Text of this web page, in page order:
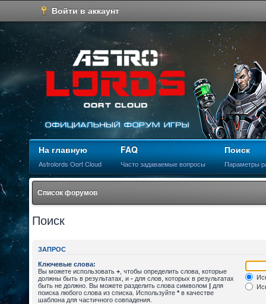
Войти в аккаунт
На главную
Astrolords Oort Cloud
FAQ
Часто задаваемые вопросы
Поиск
Параметры
Список форумов
Поиск
ЗАПРОС
Ключевые слова:
Вы можете использовать + , чтобы определить слова, которые
должны быть в результатах, и - для слов, которых в результатах
быть не должно. Вы можете разделить слова символом | для
поиска любого слова из списка. Используйте * в качестве
шаблона для частичного совпадения.